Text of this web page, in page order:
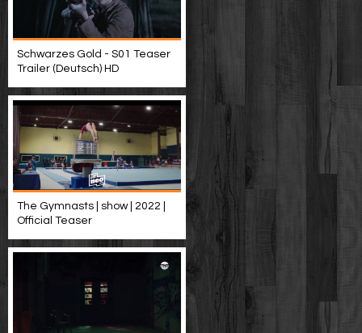
Schwarzes Gold - S01 Teaser
Trailer (Deutsch) HD
The Gymnasts | show | 2022 |
Official Teaser